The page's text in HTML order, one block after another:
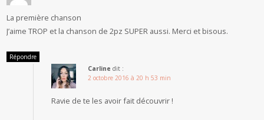
La première chanson
J’aime TROP et la chanson de 2pz SUPER aussi. Merci et bisous.
Répondre
Carline dit :
2 octobre 2016 à 20 h 53 min
Ravie de te les avoir fait découvrir !